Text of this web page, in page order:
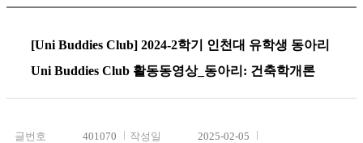
[Uni Buddies Club] 2024-2학기 인천대 유학생 동아리
Uni Buddies Club 활동동영상_동아리: 건축학개론
글번호 401070 작성일 2025-02-05